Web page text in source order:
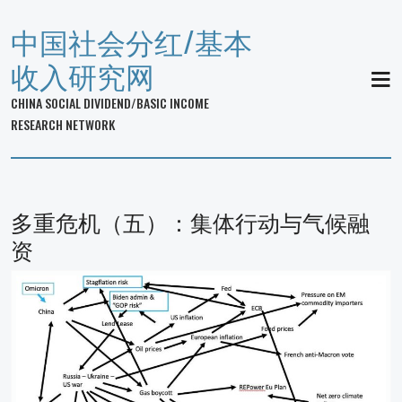
中国社会分红/基本
收入研究网
CHINA SOCIAL DIVIDEND/BASIC INCOME
RESEARCH NETWORK
多重危机（五）：集体行动与气候融
资